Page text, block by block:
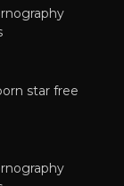
star free